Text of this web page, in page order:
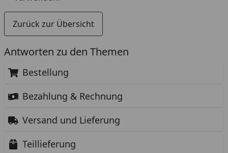
Antworten zu den Themen
Bestellung
Bezahlung & Rechnung
Versand und Lieferung
Teillieferung
Zurück zur Übersicht